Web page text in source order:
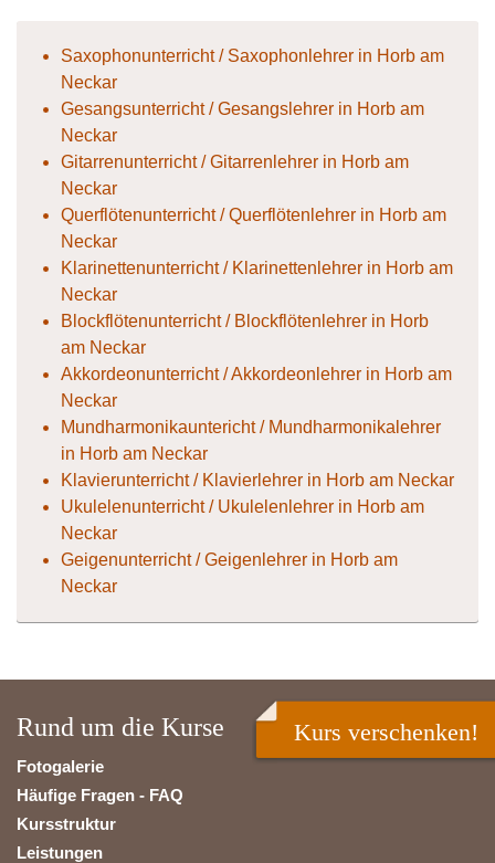
Saxophonunterricht / Saxophonlehrer in Horb am
Neckar
Gesangsunterricht / Gesangslehrer in Horb am
Neckar
Gitarrenunterricht / Gitarrenlehrer in Horb am
Neckar
Querflötenunterricht / Querflötenlehrer in Horb am
Neckar
Klarinettenunterricht / Klarinettenlehrer in Horb am
Neckar
Blockflötenunterricht / Blockflötenlehrer in Horb
am Neckar
Akkordeonunterricht / Akkordeonlehrer in Horb am
Neckar
Mundharmonikauntericht / Mundharmonikalehrer
in Horb am Neckar
Klavierunterricht / Klavierlehrer in Horb am Neckar
Ukulelenunterricht / Ukulelenlehrer in Horb am
Neckar
Geigenunterricht / Geigenlehrer in Horb am
Neckar
Rund um die Kurse
Fotogalerie
Häufige Fragen - FAQ
Kursstruktur
Leistungen
Kurs verschenken!